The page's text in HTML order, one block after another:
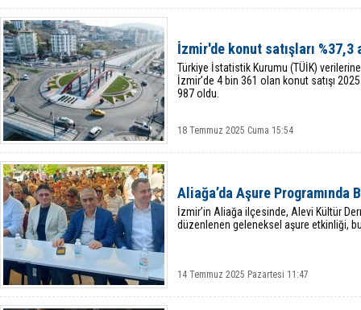
İzmir'de konut satışları %37,3
Türkiye İstatistik Kurumu (TÜİK)
İzmir’de 4 bin 361 olan konut satışı
987 oldu.
18 Temmuz 2025 Cuma 15:54
Aliağa’da Aşure
İzmir’in Aliağa ilçesinde, Alevi Kültür
düzenlenen geleneksel aşure etkinliği,
14 Temmuz 2025 Pazartesi 11:47